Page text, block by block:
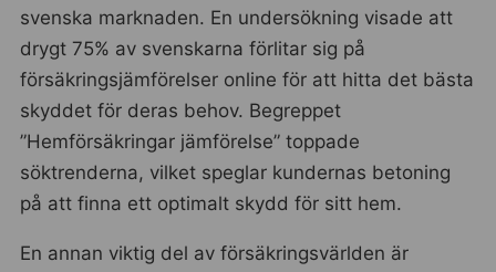
svenska marknaden. En undersökning visade att
drygt 75% av svenskarna förlitar sig på
försäkringsjämförelser online för att hitta det bästa
skyddet för deras behov. Begreppet
”Hemförsäkringar jämförelse” toppade
söktrenderna, vilket speglar kundernas betoning
på att finna ett optimalt skydd för sitt hem.
En annan viktig del av försäkringsvärlden är